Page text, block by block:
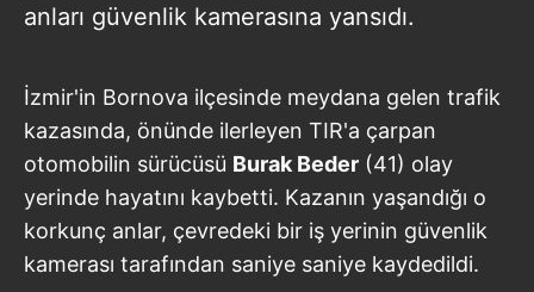
anları güvenlik kamerasına yansıdı.
İzmir'in Bornova ilçesinde meydana gelen trafik
kazasında, önünde ilerleyen TIR'a çarpan
otomobilin sürücüsü Burak Beder (41) olay
yerinde hayatını kaybetti. Kazanın yaşandığı o
korkunç anlar, çevredeki bir iş yerinin güvenlik
kamerası tarafından saniye saniye kaydedildi.